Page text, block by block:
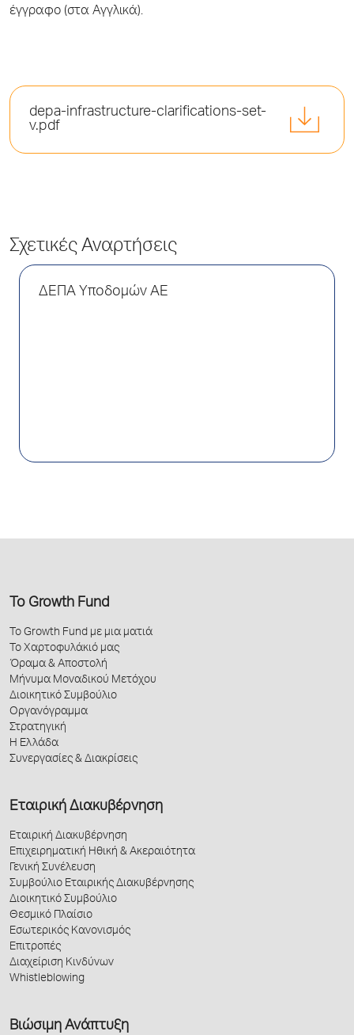
έγγραφο (στα Αγγλικά).
depa-infrastructure-clarifications-set-
v.pdf
Σχετικές Αναρτήσεις
ΔΕΠΑ Υποδομών ΑΕ
Το Growth Fund
Το Growth Fund με μια ματιά
Το Χαρτοφυλάκιό μας
Όραμα & Αποστολή
Μήνυμα Μοναδικού Μετόχου
Διοικητικό Συμβούλιο
Οργανόγραμμα
Στρατηγική
Η Ελλάδα
Συνεργασίες & Διακρίσεις
Εταιρική Διακυβέρνηση
Εταιρική Διακυβέρνηση
Επιχειρηματική Ηθική & Ακεραιότητα
Γενική Συνέλευση
Συμβούλιο Εταιρικής Διακυβέρνησης
Διοικητικό Συμβούλιο
Θεσμικό Πλαίσιο
Εσωτερικός Κανονισμός
Επιτροπές
Διαχείριση Κινδύνων
Whistleblowing
Βιώσιμη Ανάπτυξη